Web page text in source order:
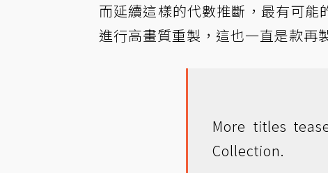
而延續這樣的代數推斷，最有可
進行高畫質重製，這也一直是款再
More titles
Collection.